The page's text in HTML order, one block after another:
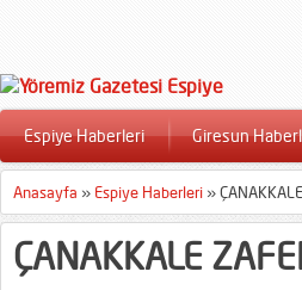
Espiye Haberleri Giresun
Anasayfa » Espiye Haberleri »
ÇANAKKALE